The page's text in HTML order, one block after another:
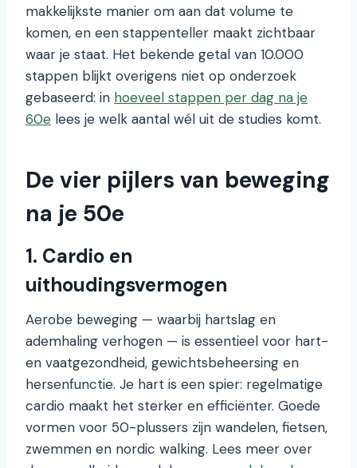
makkelijkste manier om aan dat volume te
komen, en een stappenteller maakt zichtbaar
waar je staat. Het bekende getal van 10.000
stappen blijkt overigens niet op onderzoek
gebaseerd: in hoeveel stappen per dag na je
60e lees je welk aantal wél uit de studies komt.
De vier pijlers van beweging
na je 50e
1. Cardio en
uithoudingsvermogen
Aerobe beweging — waarbij hartslag en
ademhaling verhogen — is essentieel voor hart-
en vaatgezondheid, gewichtsbeheersing en
hersenfunctie. Je hart is een spier: regelmatige
cardio maakt het sterker en efficiënter. Goede
vormen voor 50-plussers zijn wandelen, fietsen,
zwemmen en nordic walking. Lees meer over